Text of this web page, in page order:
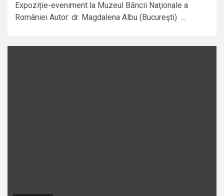
Expoziție-eveniment la Muzeul Băncii Naţionale a
României Autor: dr. Magdalena Albu (Bucureşti) ...